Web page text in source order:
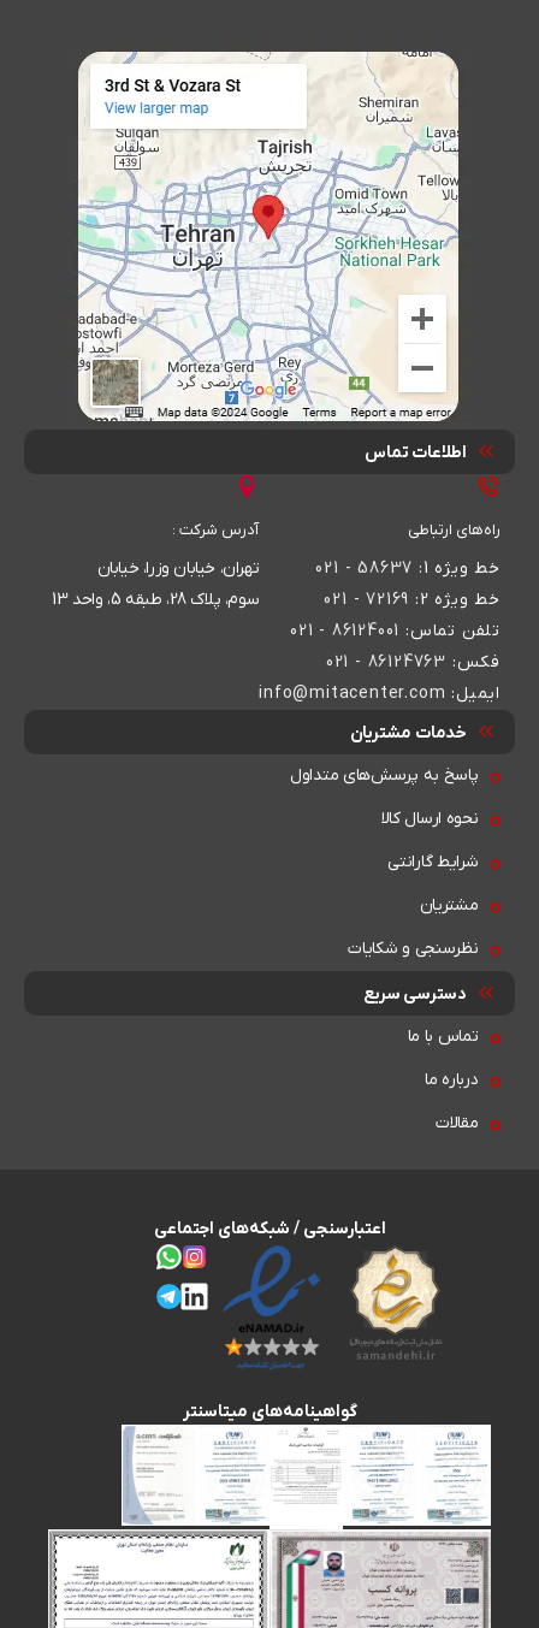
اطلاعات تماس
راه‌های ارتباطی
خط ویژه 1:
58637 - 021
خط ویژه 2:
72169 - 021
تلفن تماس: 86124001 - 021
فکس: 86124763 - 021
ایمیل: info@mitacenter.com
آدرس شرکت :
تهران، خیابان وزرا، خیابان
سوم، پلاک 28، طبقه 5، واحد 13
خدمات مشتریان
پاسخ به پرسش‌های متداول
نحوه ارسال کالا
شرایط گارانتی
مشتریان
نظرسنجی و شکایات
دسترسی سریع
تماس با ما
درباره ما
مقالات
اعتبارسنجی / شبکه‌های اجتماعی
گواهینامه‌های میتاسنتر